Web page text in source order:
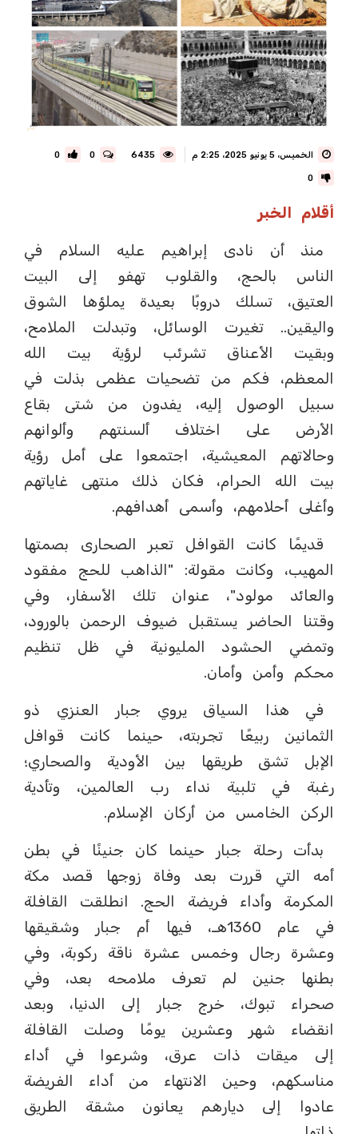
الخميس، 5 يونيو 2025، 2:25 م 0
0
0
أقلام الخبر
منذ أن نادى إبراهيم عليه السلام في
الناس بالحج، والقلوب تهفو إلى البيت
العتيق، تسلك دروبًا بعيدة يملؤها الشوق
واليقين.. تغيرت الوسائل، وتبدلت الملامح،
وبقيت الأعناق تشرئب لرؤية بيت الله
المعظم، فكم من تضحيات عظمى بذلت في
سبيل الوصول إليه، يفدون من شتى بقاع
الأرض على اختلاف ألسنتهم وألوانهم
وحالاتهم المعيشية، اجتمعوا على أمل رؤية
بيت الله الحرام، فكان ذلك منتهى غاياتهم
وأغلى أحلامهم، وأسمى أهدافهم.
قديمًا كانت القوافل تعبر الصحارى بصمتها
المهيب، وكانت مقولة: "الذاهب للحج مفقود
والعائد مولود"، عنوان تلك الأسفار، وفي
وقتنا الحاضر يستقبل ضيوف الرحمن بالورود،
وتمضي الحشود المليونية في ظل تنظيم
محكم وأمن وأمان.
في هذا السياق يروي جبار العنزي ذو
الثمانين ربيعًا تجربته، حينما كانت قوافل
الإبل تشق طريقها بين الأودية والصحاري؛
رغبة في تلبية نداء رب العالمين، وتأدية
الركن الخامس من أركان الإسلام.
بدأت رحلة جبار حينما كان جنينًا في بطن
أمه التي قررت بعد وفاة زوجها قصد مكة
المكرمة وأداء فريضة الحج. انطلقت القافلة
في عام 1360هـ، فيها أم جبار وشقيقها
وعشرة رجال وخمس عشرة ناقة ركوبة، وفي
بطنها جنين لم تعرف ملامحه بعد، وفي
صحراء تبوك، خرج جبار إلى الدنيا، وبعد
انقضاء شهر وعشرين يومًا وصلت القافلة
إلى ميقات ذات عرق، وشرعوا في أداء
مناسكهم، وحين الانتهاء من أداء الفريضة
عادوا إلى ديارهم يعانون مشقة الطريق